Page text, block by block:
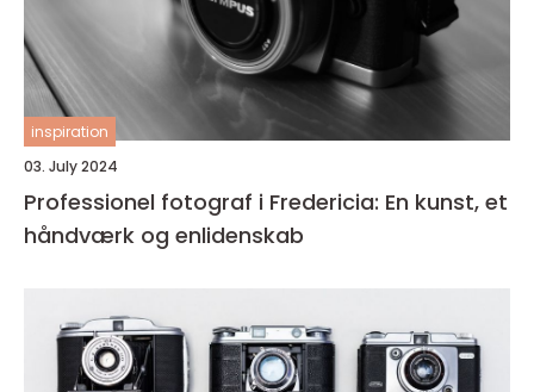
inspiration
03. July 2024
Professionel fotograf i Fredericia: En kunst, et
håndværk og enlidenskab